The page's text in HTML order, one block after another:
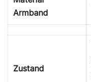
Armband
Zustand